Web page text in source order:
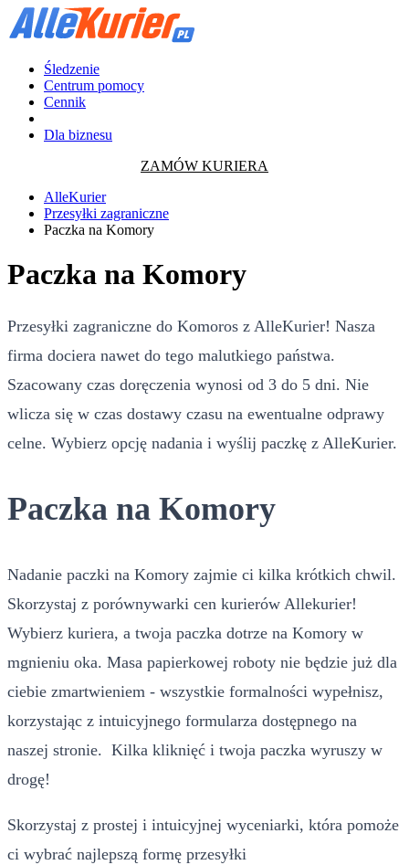
Śledzenie
Centrum pomocy
Cennik
Dla biznesu
ZAMÓW KURIERA
AlleKurier
Przesyłki zagraniczne
Paczka na Komory
Paczka na Komory
Przesyłki zagraniczne do Komoros z AlleKurier! Nasza
firma dociera nawet do tego malutkiego państwa.
Szacowany czas doręczenia wynosi od 3 do 5 dni. Nie
wlicza się w czas dostawy czasu na ewentualne odprawy
celne. Wybierz opcję nadania i wyślij paczkę z AlleKurier.
Paczka na Komory
Nadanie paczki na Komory zajmie ci kilka krótkich chwil.
Skorzystaj z porównywarki cen kurierów Allekurier!
Wybierz kuriera, a twoja paczka dotrze na Komory w
mgnieniu oka. Masa papierkowej roboty nie będzie już dla
ciebie zmartwieniem - wszystkie formalności wypełnisz,
korzystając z intuicyjnego formularza dostępnego na
naszej stronie. Kilka kliknięć i twoja paczka wyruszy w
drogę!
Skorzystaj z prostej i intuicyjnej wyceniarki, która pomoże
ci wybrać najlepszą formę przesyłki